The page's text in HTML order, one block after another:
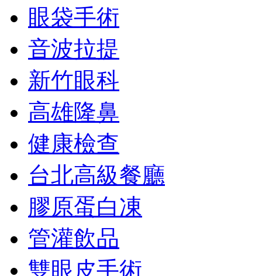
眼袋手術
音波拉提
新竹眼科
高雄隆鼻
健康檢查
台北高級餐廳
膠原蛋白凍
管灌飲品
雙眼皮手術